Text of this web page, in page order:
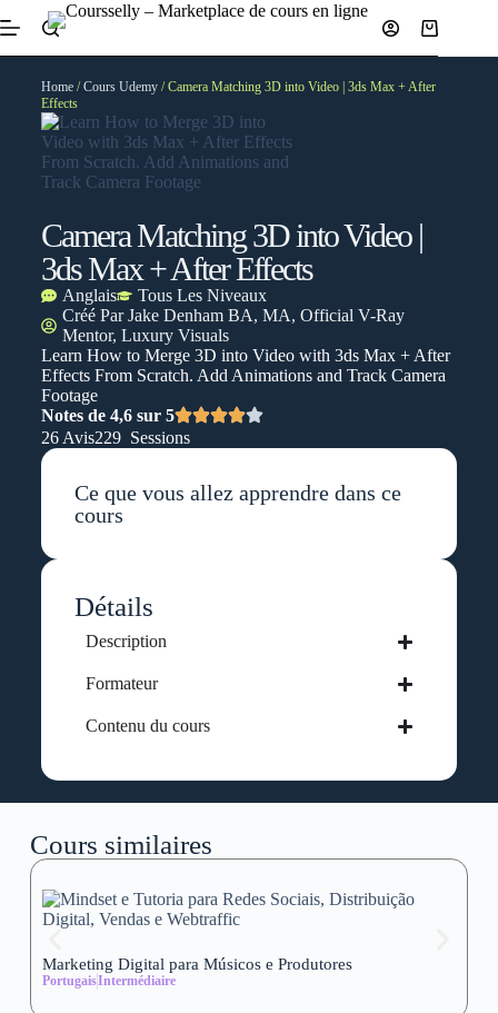
Home/Cours Udemy/ Camera Matching 3D into Video | 3ds Max + After
Effects
Camera Matching 3D into Video |
3ds Max + After Effects
Anglais
Tous Les Niveaux
Créé ParJake Denham BA, MA, Official V-Ray
Mentor, Luxury Visuals
Learn How to Merge 3D into Video with 3ds Max + After
Effects From Scratch. Add Animations and Track Camera
Footage
Notes de 4,6 sur 5
26 Avis229 Sessions
Ce que vous allez apprendre dans ce
cours
Détails
Description
Formateur
Contenu du cours
Cours similaires
Marketing Digital para Músicos e Produtores
PortugaisIntermédiaire